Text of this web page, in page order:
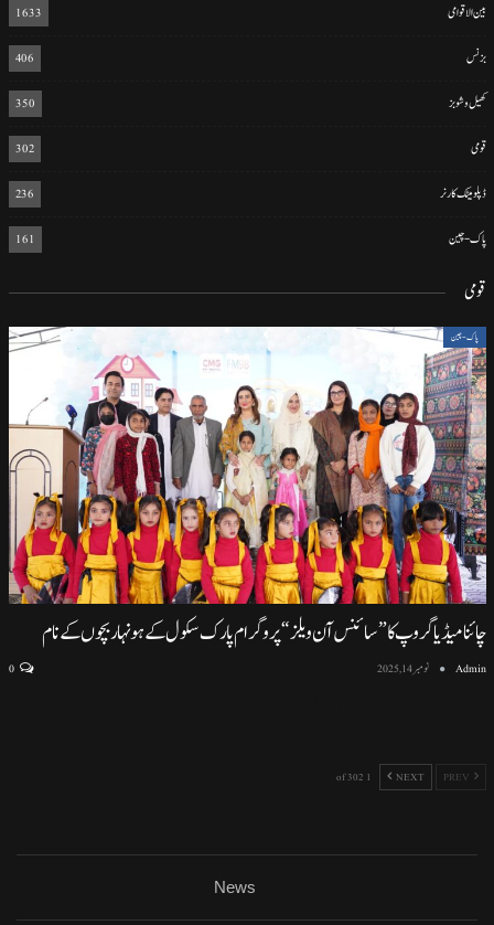
بین الاقوامی 1633
بزنس 406
کھیل و شوبز 350
قومی 302
ڈپلومیٹک کارنر 236
پاک-چین 161
قومی
پاک-چین
چائنا میڈیا گروپ کا ”سائنس آن ویلز“ پروگرام پارک سکول کے ہونہار بچوں کے نام
Admin نومبر 14, 2025 0
NEXT
1 of 302
News